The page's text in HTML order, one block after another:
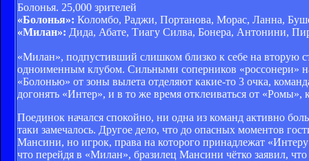
Болонья. 25,000 зрителей
«Болонья»: Коломбо, Раджи, Портанова, Морас, Ланна,
«Милан»: Дида, Абате, Тиагу Силва, Бонера, Антонини,
«Милан», подпустивший слишком близко к себе на вторую
одноименным клубом. Сильными соперников «россонери»
«Болонью» от зоны вылета отделяют какие-то 3 очка,
догонять «Интер», и в то же время отклеиваться от «Ромы»,
Поединок начался спокойно, ни одна из команд активно
таки замечалось. Другое дело, что до опасных моментов
Мансини, но игрок, права на которого принадлежат
что перейдя в «Милан», бразилец Мансини чётко заявил,